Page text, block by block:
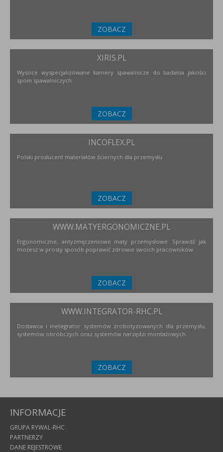
ZOBACZ
XIRIS.PL
Wysoce wyspecjalizowane kamery spawalnicze do badania jakości
spoin spawalniczych
ZOBACZ
INCOFLEX.PL
Polski producent materiałów ściernych dla przemysłu
ZOBACZ
WWW.MATYERGONOMICZNE.PL
Ergonomiczne, antyzmęczeniowe maty przemysłowe. Sprawdź jak
możesz w prosty sposób poprawić zdrowie swoich pracowników.
ZOBACZ
WWW.INTEGRATOR-RHC.PL
Dostawca i inetegrator systemów zrobotyzowanych dla przemysłu,
systemów obróbczych oraz systemów narzędzi montażowych.
ZOBACZ
INFORMACJE
GRUPA RYWAL-RHC
PARTNERZY
DANE REJESTROWE